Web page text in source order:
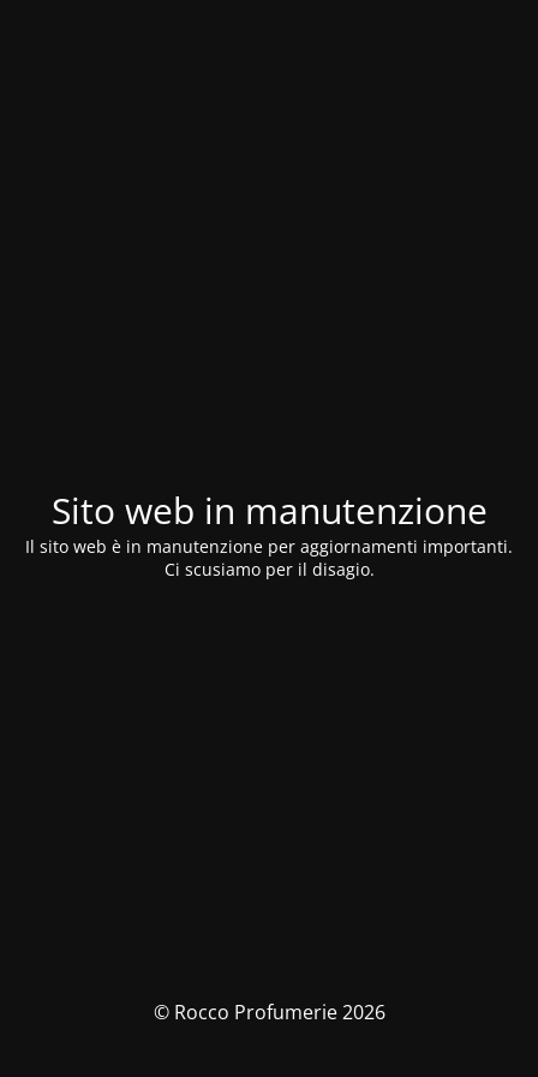
Sito web in manutenzione
Il sito web è in manutenzione per aggiornamenti importanti.
Ci scusiamo per il disagio.
© Rocco Profumerie 2026